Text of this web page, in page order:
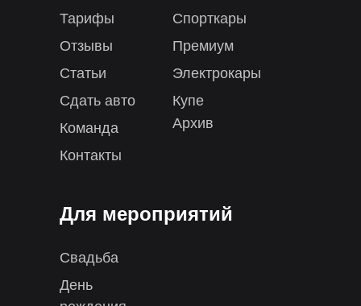
Тарифы
Отзывы
Статьи
Контакты
Спорткары
Премиум
Электрокары
Купе
Архив
Для мероприятий
Свадьба
День
Сдать авто
Команда